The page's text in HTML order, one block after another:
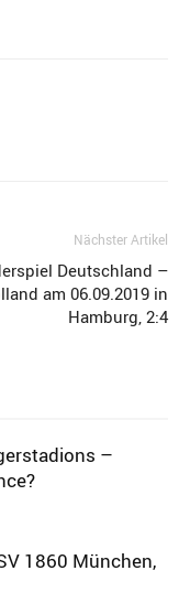
Nächster Artikel
Deutschland –
am 06.09.2019 in
Hamburg, 2:4
–
1860 München,